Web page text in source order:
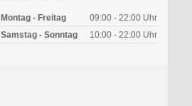
Montag - Freitag
09:00 - 22:00 Uhr
Samstag - Sonntag
10:00 - 22:00 Uhr